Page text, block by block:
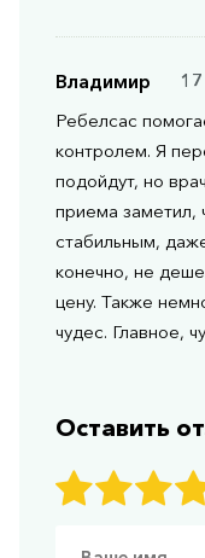
Владимир
Ребелсас
контролем. Я
подойдут, но
приема заметил,
стабильным,
конечно, не
цену. Также
чудес. Главное,
Оставить